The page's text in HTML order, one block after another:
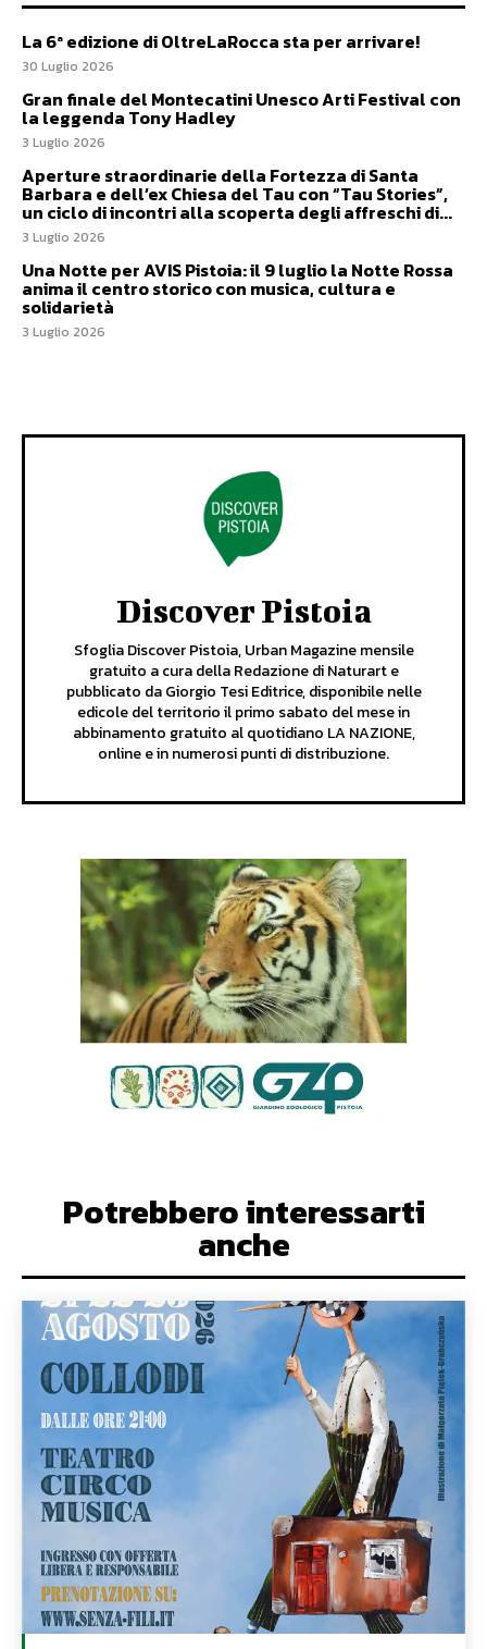
La 6ª edizione di OltreLaRocca sta per arrivare!
30 Luglio 2026
Gran finale del Montecatini Unesco Arti Festival con
la leggenda Tony Hadley
3 Luglio 2026
Aperture straordinarie della Fortezza di Santa
Barbara e dell’ex Chiesa del Tau con “Tau Stories”,
un ciclo di incontri alla scoperta degli affreschi di...
3 Luglio 2026
Una Notte per AVIS Pistoia: il 9 luglio la Notte Rossa
anima il centro storico con musica, cultura e
solidarietà
3 Luglio 2026
Discover Pistoia
Sfoglia Discover Pistoia, Urban Magazine mensile
gratuito a cura della Redazione di Naturart e
pubblicato da Giorgio Tesi Editrice, disponibile nelle
edicole del territorio il primo sabato del mese in
abbinamento gratuito al quotidiano LA NAZIONE,
online e in numerosi punti di distribuzione.
Potrebbero interessarti
anche